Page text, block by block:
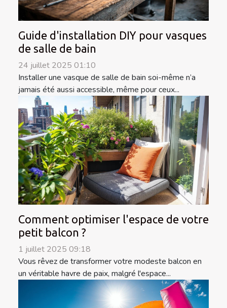
Guide d'installation DIY pour vasques
de salle de bain
24 juillet 2025 01:10
Installer une vasque de salle de bain soi-même n’a
jamais été aussi accessible, même pour ceux...
Comment optimiser l'espace de votre
petit balcon ?
1 juillet 2025 09:18
Vous rêvez de transformer votre modeste balcon en
un véritable havre de paix, malgré l'espace...